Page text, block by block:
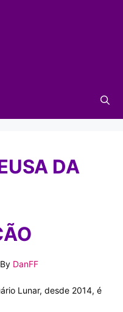
DA
By DanFF
Lunar, desde 2014, é